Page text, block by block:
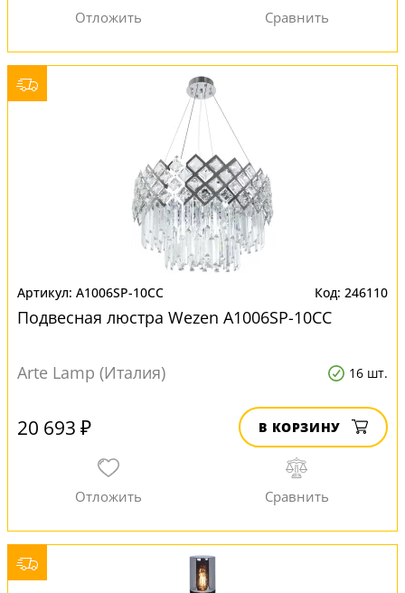
A1006SP-10CC 246110
Подвесная люстра Wezen A1006SP-10CC
Arte Lamp (Италия) 16 шт.
20 693 ₽ В КОРЗИНУ